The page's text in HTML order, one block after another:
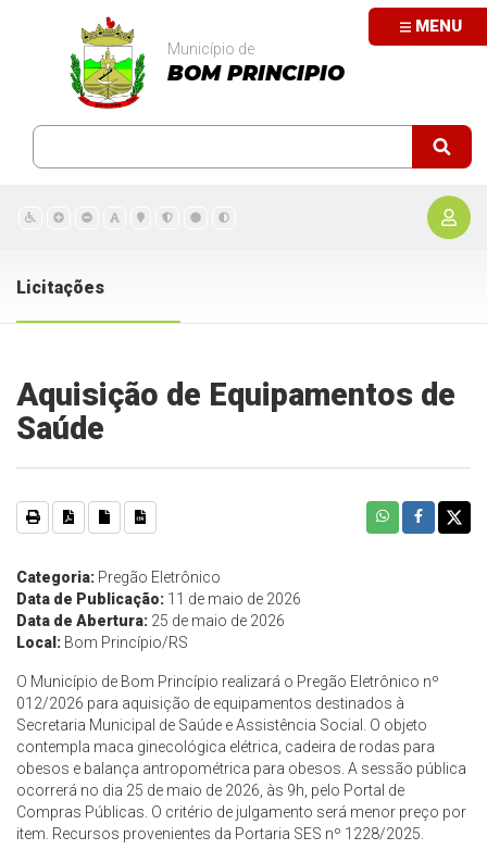
MENU
Município de
BOM PRINCIPIO
Licitações
Aquisição de Equipamentos de
Saúde
Categoria: Pregão Eletrônico
Data de Publicação: 11 de maio de 2026
Data de Abertura: 25 de maio de 2026
Local: Bom Princípio/RS
O Município de Bom Princípio realizará o Pregão Eletrônico nº
012/2026 para aquisição de equipamentos destinados à
Secretaria Municipal de Saúde e Assistência Social. O objeto
contempla maca ginecológica elétrica, cadeira de rodas para
obesos e balança antropométrica para obesos. A sessão pública
ocorrerá no dia 25 de maio de 2026, às 9h, pelo Portal de
Compras Públicas. O critério de julgamento será menor preço por
item. Recursos provenientes da Portaria SES nº 1228/2025.